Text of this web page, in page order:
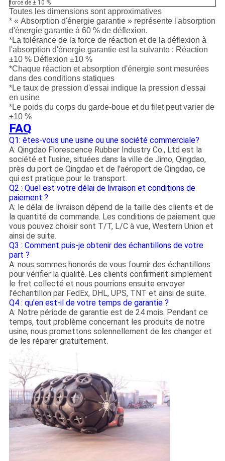
force de ± 10 %
Toutes les dimensions sont approximatives
* « Absorption d'énergie garantie » représente l'absorption
d'énergie garantie à 60 % de déflexion.
*La tolérance de la force de réaction et de la déflexion à
l'absorption d'énergie garantie est la suivante : Réaction
±10 % Déflexion ±10 %
*Chaque réaction et absorption d'énergie sont mesurées
dans des conditions statiques
*Le taux de pression d'essai indique la pression d'essai
en usine
*Le poids du corps du garde-boue et du filet peut varier de
±10 %
FAQ
Q1: êtes-vous une usine ou une société commerciale?
A: Qingdao Florescence Rubber Industry Co., Ltd est la
société et l'usine, situées dans la ville de Jimo, Qingdao,
près du port de Qingdao et de l'aéroport de Qingdao, ce
qui est pratique pour le transport.
Q2 : Quel est votre délai de livraison et conditions de
paiement ?
A: le délai de livraison dépend de la taille des clients et de
la quantité de commande. Les conditions de paiement que
vous pouvez choisir sont T/T, L/C à vue, Western Union et
ainsi de suite.
Q3 : Comment puis-je obtenir des échantillons de votre
part ?
A: nous sommes honorés de vous fournir des échantillons
pour vérifier la qualité. Les clients confirment simplement
le fret collecté et nous pourrions ensuite envoyer
l'échantillon par FedEx, DHL, UPS, TNT et ainsi de suite.
Q4 : qu'en est-il de votre temps de garantie ?
A: Notre période de garantie est de 24 mois. Pendant ce
temps, tout problème concernant les produits de notre
usine, nous promettons solennellement de les changer et
de les réparer gratuitement.